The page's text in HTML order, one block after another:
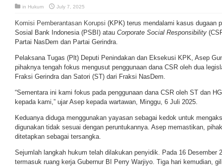
in Hukum July 7, 2025
Komisi Pemberantasan Korupsi (KPK) terus mendalami kasus dugaan
Sosial Bank Indonesia (PSBI) atau Corporate Social Responsibility
Partai NasDem dan Partai Gerindra.
Pelaksana Tugas (Plt) Deputi Penindakan dan Eksekusi KPK, Asep
pihaknya tengah fokus mengusut penggunaan dana CSR oleh dua
Fraksi Gerindra dan Satori (ST) dari Fraksi NasDem.
“Sementara ini kami fokus pada penggunaan dana CSR oleh ST dan
kepada kami,” ujar Asep kepada wartawan, Minggu, 6 Juli 2025.
Keduanya diduga menggunakan yayasan sebagai kedok untuk
digunakan tidak sesuai dengan peruntukannya. Asep memastikan,
ditetapkan sebagai tersangka.
Sejumlah langkah hukum telah dilakukan penyidik. Pada 16 Desember
termasuk ruang kerja Gubernur BI Perry Warjiyo. Tiga hari kemudian,